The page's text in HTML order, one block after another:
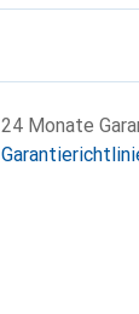
24 Monate